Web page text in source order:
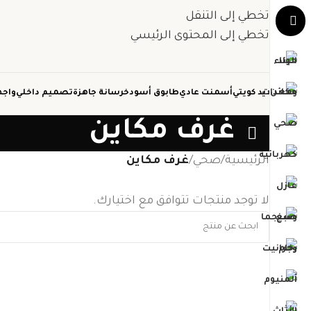
تخطي إلى التنقل
تخطي إلى المحتوى الرئيسي
حديد كويتيأسمنت عاديطابوق أسودخرسانة جاهزةتصميم داخلي
غرف مكاين
الرئيسية/صحي/غرف مكاين
لا توجد منتجات تتوافق مع اختيارك.